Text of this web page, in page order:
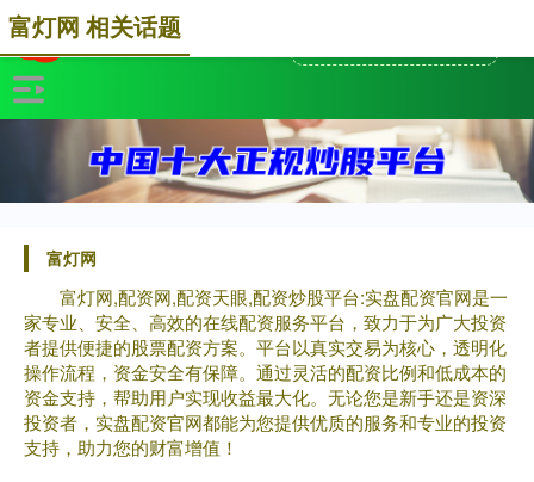
富灯网
富灯网,配资网,配资天眼,配资炒股平台:实盘配资官网是一
家专业、安全、高效的在线配资服务平台，致力于为广大投资
者提供便捷的股票配资方案。平台以真实交易为核心，透明化
操作流程，资金安全有保障。通过灵活的配资比例和低成本的
资金支持，帮助用户实现收益最大化。无论您是新手还是资深
投资者，实盘配资官网都能为您提供优质的服务和专业的投资
支持，助力您的财富增值！
富灯网 相关话题